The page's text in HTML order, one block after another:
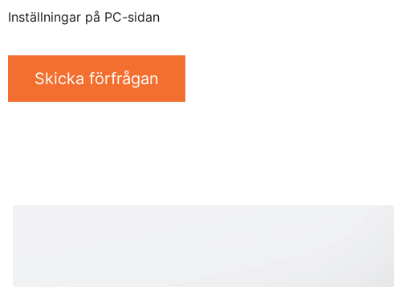
Inställningar på PC-sidan
Skicka förfrågan